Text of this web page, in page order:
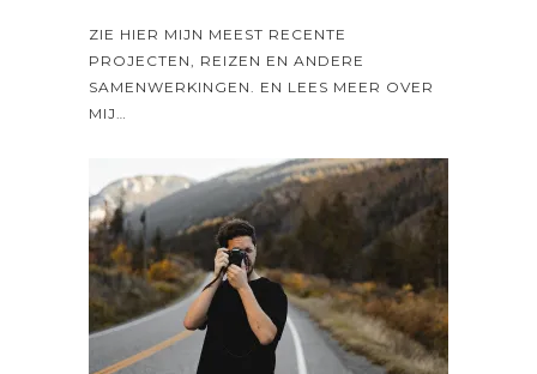
ZIE HIER MIJN MEEST RECENTE
PROJECTEN, REIZEN EN ANDERE
SAMENWERKINGEN. EN LEES MEER OVER
MIJ…